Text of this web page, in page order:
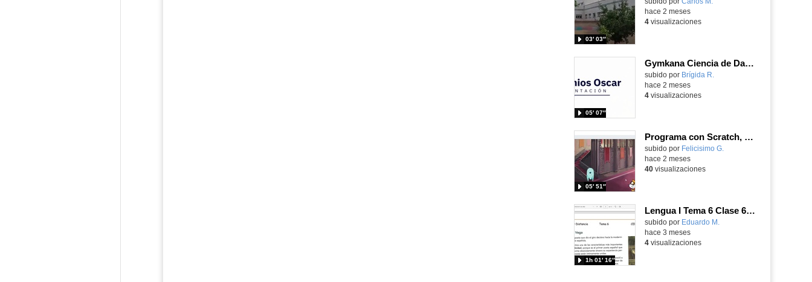
03′ 03″
hace 2 meses
4visualizaciones
Gymkana Ciencia de Datos .Los premios Óscar
Contenido educativo.
subido por Brígida R.
05′ 07″
hace 2 meses
4visualizaciones
Programa con Scratch, el encantamiento de Harry Potter para que no le ataquen los dementores con Scratch usando la posición
Contenido educativo.
subido por Felicisimo G.
05′ 51″
hace 2 meses
40visualizaciones
Lengua I Tema 6 Clase 61 20260513 - Renacimiento (III): Garcilaso de la Vega
Contenido educativo.
subido por Eduardo M.
1h 01′ 16″
hace 3 meses
4visualizaciones